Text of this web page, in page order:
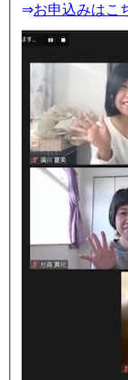
⇒お申込みはこ